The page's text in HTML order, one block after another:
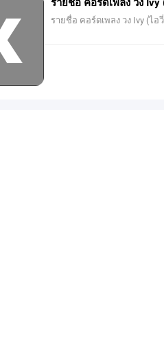
รายชื่อ คอร์ดเพลง วง
รายชื่อ คอร์ดเพลง วง Ivy (ไ